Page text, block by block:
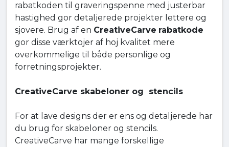
rabatkoden til graveringspenne med justerbar
hastighed gor detaljerede projekter lettere og
sjovere. Brug af en CreativeCarve rabatkode
gor disse værktojer af hoj kvalitet mere
overkommelige til både personlige og
forretningsprojekter.
CreativeCarve skabeloner og stencils
For at lave designs der er ens og detaljerede har
du brug for skabeloner og stencils.
CreativeCarve har mange forskellige